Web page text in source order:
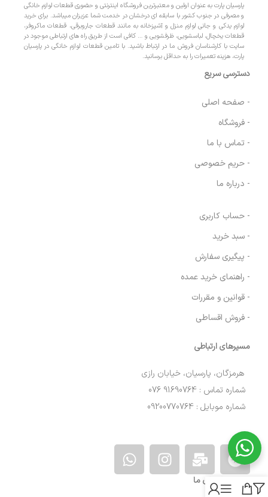
پارسیان پارت به عنوان اولین و معتبرترین فروشگاه اینترنتی و حضوری قطعات لوازم خانگی
و مصرفی در جنوب کشور با سابقه ای درخشان در خدمت شما عزیزان میباشد. برای خرید
لوازم یدکی و جانی لوازم منزل و آشپزخانه به مانند قطعات جاروبرقی، قطعات ماکروفر،
قطعات یخچال، لباسشویی، ظرفشویی و … کافی است از طریق راه های ارتباطی موجود در
سایت با کارشناسان فروش ما در ارتباط باشید. با تامین قطعات لوازم خانگی در پارسیان
پارت، هزینه تعمیرات را به حداقل برسانید.
دسترسی سریع
- صفحه اصلی
- فروشگاه
- تماس با ما
- حریم خصوصی
- درباره ما
- حساب کاربری
- سبد خرید
- پیگیری سفارش
- راهنمای خرید عمده
- قوانین و مقررات
- فروش اقساطی
مسیرهای ارتباطی
هرمزگان، پارسیان، خیابان رازی
شماره تماس : 91690764 076
شماره موبایل : 09200770764
نمادهای ما